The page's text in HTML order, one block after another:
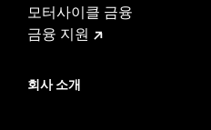
모터사이클 금융
금융 지원
회사 소개